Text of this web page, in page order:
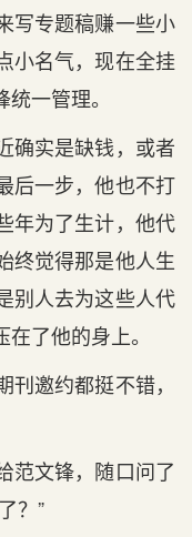
写专题稿赚一些小
小名气，现在全挂
一管理。
确实是缺钱，或者
后一步，他也不打
年为了生计，他代
终觉得那是他人生
别人去为这些人代
了他的身上。
邀约都挺不错，
范文锋，随口问了
？”